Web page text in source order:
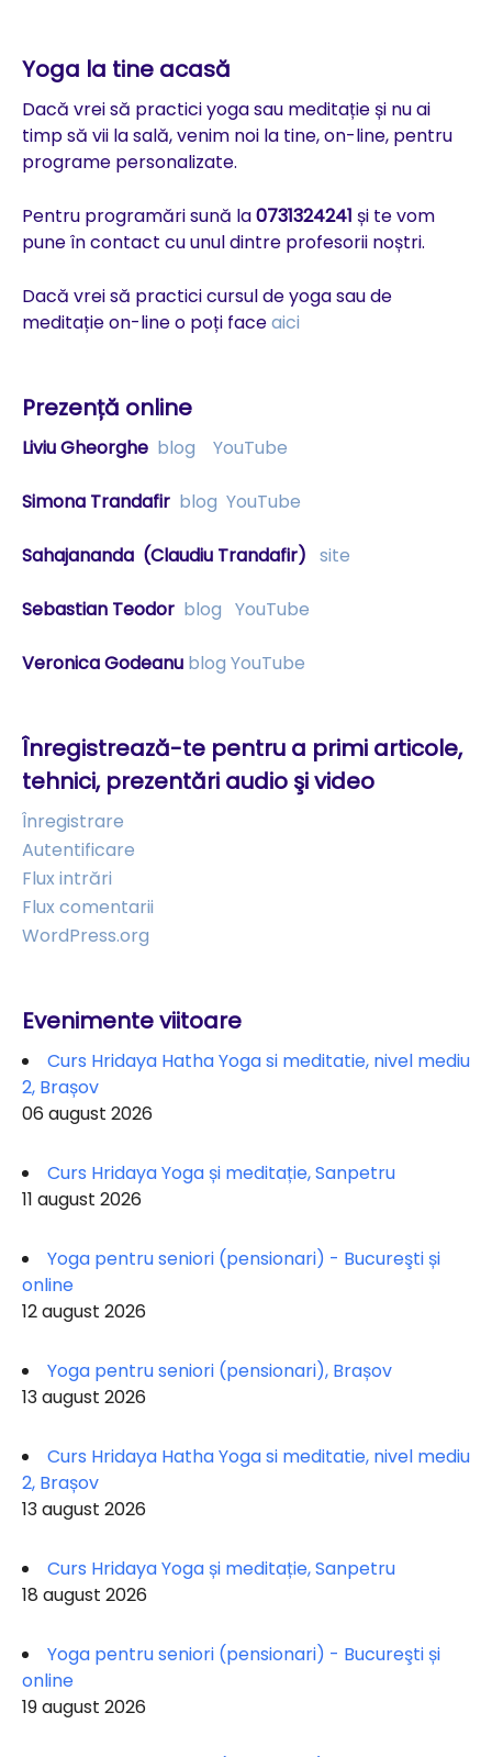
Yoga la tine acasă
Dacă vrei să practici yoga sau meditație și nu ai
timp să vii la sală, venim noi la tine, on-line, pentru
programe personalizate.
Pentru programări sună la0731324241 și te vom
pune în contact cu unul dintre profesorii noștri.
Dacă vrei să practici cursul de yoga sau de
meditație on-line o poți faceaici
Prezență online
Liviu Gheorghe blog YouTube
Simona Trandafir blog YouTube
Sahajananda (Claudiu Trandafir) site
Sebastian Teodor blog YouTube
Veronica Godeanu blog YouTube
Înregistrează-te pentru a primi articole,
tehnici, prezentări audio şi video
Înregistrare
Autentificare
Flux intrări
Flux comentarii
WordPress.org
Evenimente viitoare
Curs Hridaya Hatha Yoga si meditatie, nivel mediu
2, Brașov
06 august 2026
Curs Hridaya Yoga și meditație, Sanpetru
11 august 2026
Yoga pentru seniori (pensionari) - Bucureşti și
online
12 august 2026
Yoga pentru seniori (pensionari), Brașov
13 august 2026
Curs Hridaya Hatha Yoga si meditatie, nivel mediu
2, Brașov
13 august 2026
Curs Hridaya Yoga și meditație, Sanpetru
18 august 2026
Yoga pentru seniori (pensionari) - Bucureşti și
online
19 august 2026